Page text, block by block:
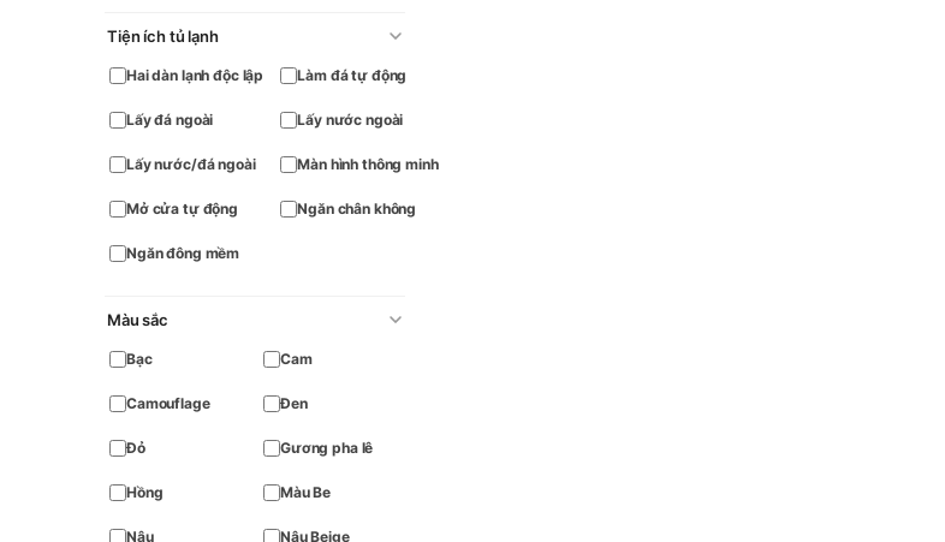
Tiện ích tủ lạnh
Hai dàn lạnh độc lập Làm đá tự động
Lấy đá ngoài Lấy nước ngoài
Lấy nước/đá ngoài Màn hình thông minh
Mở cửa tự động Ngăn chân không
Ngăn đông mềm
Màu sắc
Bạc Cam
Camouflage Đen
Đỏ Gương pha lê
Hồng Màu Be
Nâu Nâu Beige